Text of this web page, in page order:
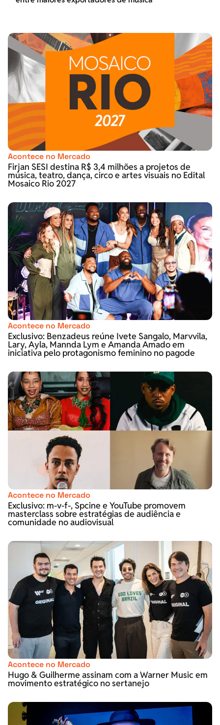
Acontece no Mercado
Firjan SESI destina R$ 3,4 milhões a projetos de
música, teatro, dança, circo e artes visuais no Edital
Mosaico Rio 2027
Acontece no Mercado
Exclusivo: Benzadeus reúne Ivete Sangalo, Marvvila,
Lary, Ayla, Mannda Lym e Amanda Amado em
iniciativa pelo protagonismo feminino no pagode
Acontece no Mercado
Exclusivo: m-v-f-, Spcine e YouTube promovem
masterclass sobre estratégias de audiência e
comunidade no audiovisual
Acontece no Mercado
Hugo & Guilherme assinam com a Warner Music em
movimento estratégico no sertanejo